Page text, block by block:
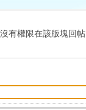
有權限在該版塊回帖